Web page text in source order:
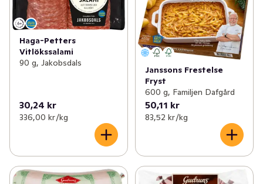
Haga-Petters
Vitlökssalami
90 g, Jakobsdals
30,24 kr
336,00 kr /kg
Janssons Frestelse
Fryst
600 g, Familjen Dafgård
50,11 kr
83,52 kr /kg